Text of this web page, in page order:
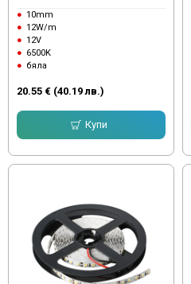
10mm
12W/m
12V
6500K
бяла
20.55 € (40.19 лв.)
Купи